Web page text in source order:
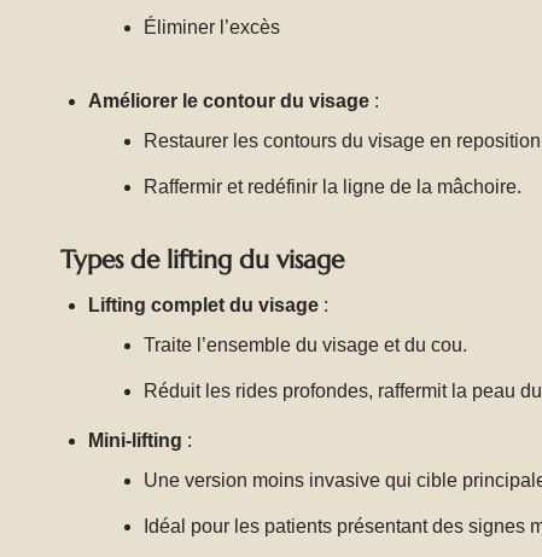
Éliminer l’excès
Améliorer le contour du visage :
Restaurer les contours du visage en
Raffermir et redéfinir la ligne de la mâchoire.
Types de lifting du visage
Lifting complet du visage :
Traite l’ensemble du visage et du cou.
Réduit les rides profondes, raffermit la peau
Mini-lifting :
Une version moins invasive qui cible
Idéal pour les patients présentant des signes